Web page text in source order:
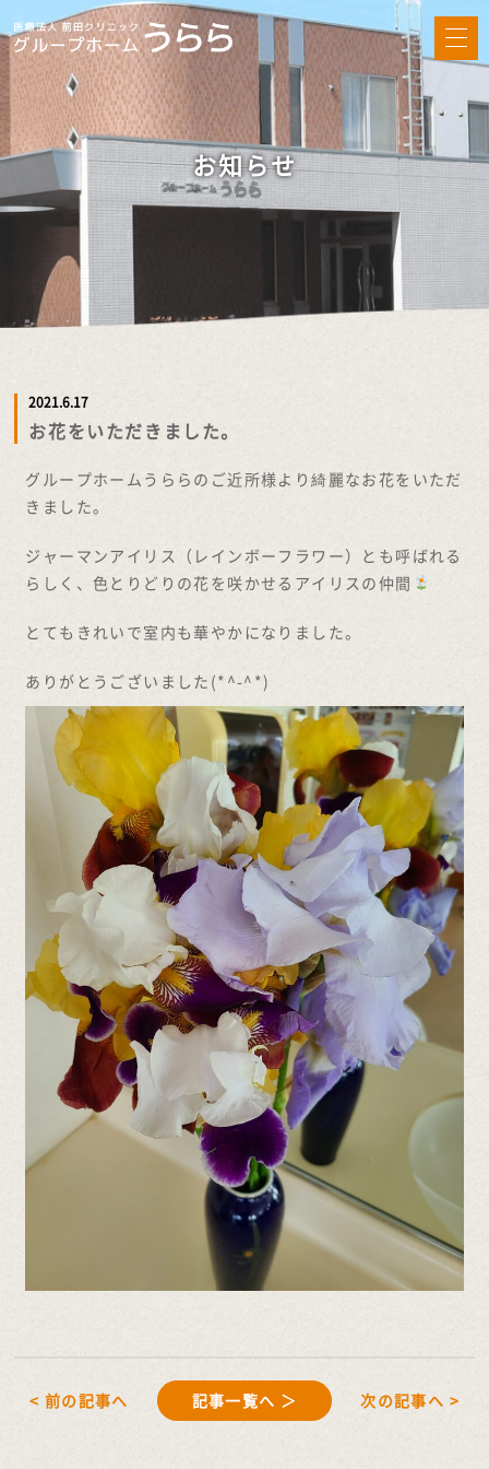
お知らせ
2021.6.17
お花をいただきました。
グループホームうららのご近所様より綺麗なお花をいただ
きました。
ジャーマンアイリス（レインボーフラワー）とも呼ばれる
らしく、色とりどりの花を咲かせるアイリスの仲間
とてもきれいで室内も華やかになりました。
ありがとうございました(*^-^*)
< 前の記事へ 記事一覧へ ＞ 次の記事へ >